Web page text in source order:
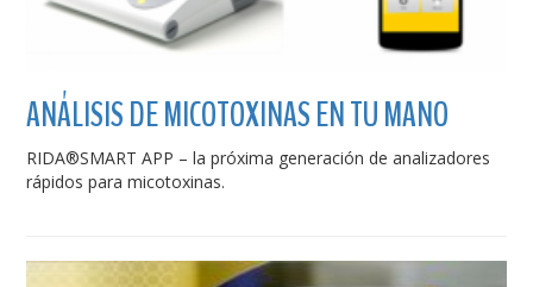
ANÁLISIS DE MICOTOXINAS EN TU MANO
RIDA®SMART APP – la próxima generación de analizadores
rápidos para micotoxinas.